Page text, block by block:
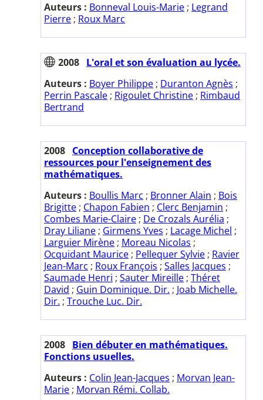
Auteurs : Bonneval Louis-Marie ; Legrand
Pierre ; Roux Marc
2008 L'oral et son évaluation au lycée.
Auteurs : Boyer Philippe ; Duranton Agnès ;
Perrin Pascale ; Rigoulet Christine ; Rimbaud
Bertrand
2008 Conception collaborative de
ressources pour l'enseignement des
mathématiques.
Auteurs : Boullis Marc ; Bronner Alain ; Bois
Brigitte ; Chapon Fabien ; Clerc Benjamin ;
Combes Marie-Claire ; De Crozals Aurélia ;
Dray Liliane ; Girmens Yves ; Lacage Michel ;
Larguier Mirène ; Moreau Nicolas ;
Ocquidant Maurice ; Pellequer Sylvie ; Ravier
Jean-Marc ; Roux François ; Salles Jacques ;
Saumade Henri ; Sauter Mireille ; Théret
David ; Guin Dominique. Dir. ; Joab Michelle.
Dir. ; Trouche Luc. Dir.
2008 Bien débuter en mathématiques.
Fonctions usuelles.
Auteurs : Colin Jean-Jacques ; Morvan Jean-
Marie ; Morvan Rémi. Collab.